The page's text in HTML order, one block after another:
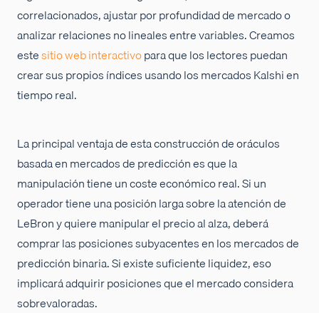
correlacionados, ajustar por profundidad de mercado o
analizar relaciones no lineales entre variables. Creamos
estesitio web interactivopara que los lectores puedan
crear sus propios índices usando los mercados Kalshi en
tiempo real.
La principal ventaja de esta construcción de oráculos
basada en mercados de predicción es que la
manipulación tiene un coste económico real. Si un
operador tiene una posición larga sobre la atención de
LeBron y quiere manipular el precio al alza, deberá
comprar las posiciones subyacentes en los mercados de
predicción binaria. Si existe suficiente liquidez, eso
implicará adquirir posiciones que el mercado considera
sobrevaloradas.